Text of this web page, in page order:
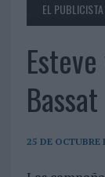
EL PUBLICISTA
25 DE OCTUBRE